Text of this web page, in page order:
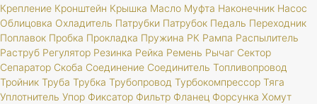
Крепление Кронштейн Крышка Масло Муфта Наконечник Насос
Облицовка Охладитель Патрубки Патрубок Педаль Переходник
Поплавок Пробка Прокладка Пружина РК Рампа Распылитель
Раструб Регулятор Резинка Рейка Ремень Рычаг Сектор
Сепаратор Скоба Соединение Соединитель Топливопровод
Тройник Труба Трубка Трубопровод Турбокомпрессор Тяга
Уплотнитель Упор Фиксатор Фильтр Фланец Форсунка Хомут